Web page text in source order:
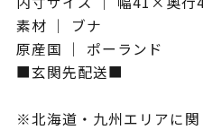
素材 ｜ ブナ
原産国 ｜ ポーランド
■玄関先配送■
※北海道・九州エリアに